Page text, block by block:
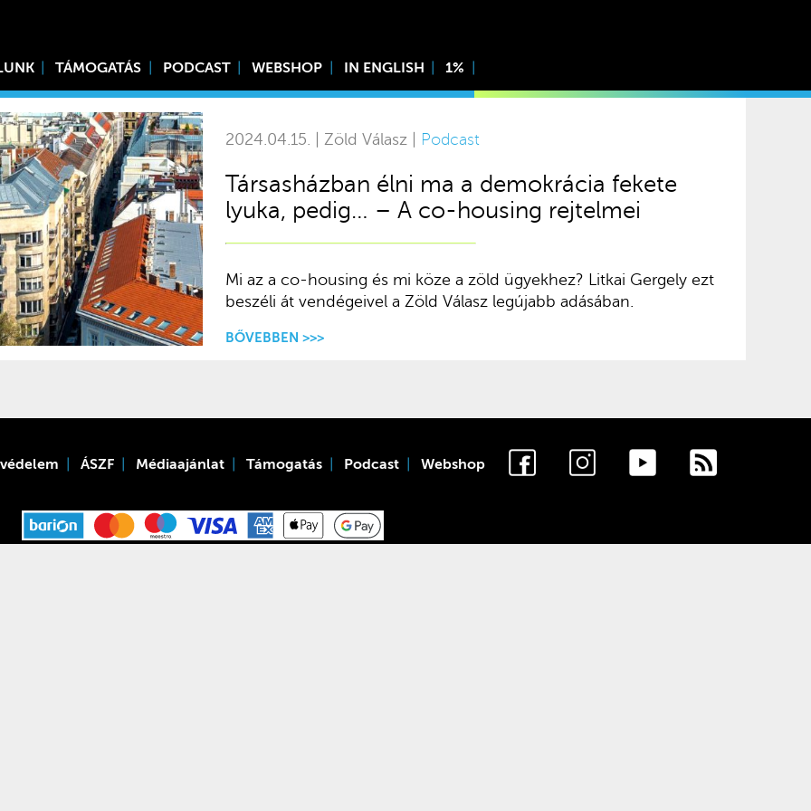
TÁMOGATÁS PODCAST WEBSHOP IN ENGLISH 1%
2024.04.15. | Zöld Válasz | Podcast
Társasházban élni ma a demokrácia fekete
lyuka, pedig… – A co-housing rejtelmei
Mi az a co-housing és mi köze a zöld ügyekhez? Litkai Gergely ezt
beszéli át vendégeivel a Zöld Válasz legújabb adásában.
BŐVEBBEN >>>
ÁSZF Médiaajánlat Támogatás Podcast Webshop